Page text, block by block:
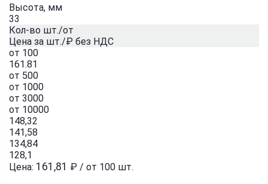
Высота, мм
33
Кол-во шт./от
Цена за шт./₽ без НДС
от 100
161.81
от 500
от 1000
от 3000
от 10000
148,32
141,58
134,84
128,1
Цена: 161,81 ₽ / от 100 шт.